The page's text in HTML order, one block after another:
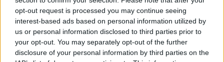
opt-out request is processed you may continue seeing
interest-based ads based on personal information utilized by
us or personal information disclosed to third parties prior to
your opt-out. You may separately opt-out of the further
disclosure of your personal information by third parties on the
åt all trafik som är inne i korsningen (vänster).
Anvisningar behöver inte följas och tecken till vänster
behöver endast ges i små och medelstora platser. Vad
avgör om en cirkulationsplats är stor, normal eller
liten? Och vem avgör det?